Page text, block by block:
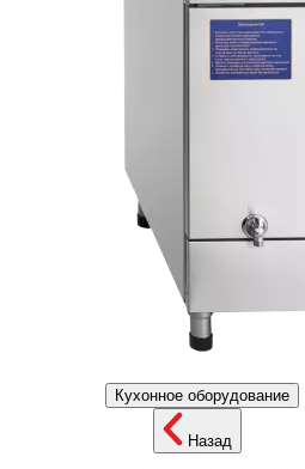
Кухонное оборудование
Назад